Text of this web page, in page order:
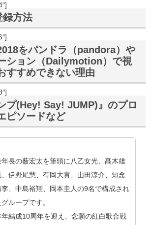
録方法
をパンドラ（pandora）や
ション（Dailymotion）で視
すすめできない理由
プ(Hey! Say! JUMP)』のプロ
ピソードなど
年長の薮宏太を筆頭に八乙女光、髙木雄
、伊野尾慧、有岡大貴、山田涼介、知念
李、中島裕翔、岡本圭人の9名で構成され
グループです。
年結成10周年を迎え、念願の紅白歌合戦